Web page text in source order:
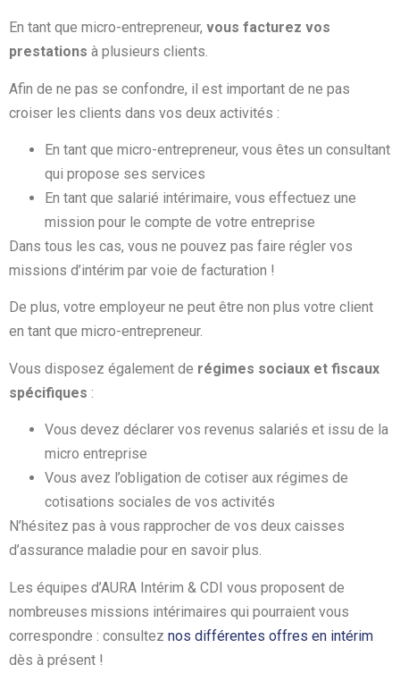
En tant que micro-entrepreneur, vous facturez vos
prestations à plusieurs clients.
Afin de ne pas se confondre, il est important de ne pas
croiser les clients dans vos deux activités :
En tant que micro-entrepreneur, vous êtes un consultant
qui propose ses services
En tant que salarié intérimaire, vous effectuez une
mission pour le compte de votre entreprise
Dans tous les cas, vous ne pouvez pas faire régler vos
missions d’intérim par voie de facturation !
De plus, votre employeur ne peut être non plus votre client
en tant que micro-entrepreneur.
Vous disposez également de régimes sociaux et fiscaux
spécifiques :
Vous devez déclarer vos revenus salariés et issu de la
micro entreprise
Vous avez l’obligation de cotiser aux régimes de
cotisations sociales de vos activités
N’hésitez pas à vous rapprocher de vos deux caisses
d’assurance maladie pour en savoir plus.
Les équipes d’AURA Intérim & CDI vous proposent de
nombreuses missions intérimaires qui pourraient vous
correspondre : consultez nos différentes offres en intérim
dès à présent !